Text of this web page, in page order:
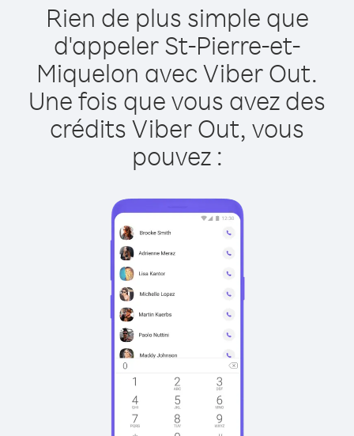
Rien de plus simple que
d'appeler St-Pierre-et-
Miquelon avec Viber Out.
Une fois que vous avez des
crédits Viber Out, vous
pouvez :